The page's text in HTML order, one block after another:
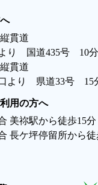
貫道
り 国道435号 10分
貫道
より 県道33号 15
用の方へ
美祢駅から徒歩15分
長ケ坪停留所から徒